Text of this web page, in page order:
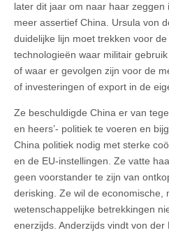
later dit jaar om naar haar
meer assertief China. Ursula von
duidelijke lijn moet trekken voor
technologieën waar militair
of waar er gevolgen zijn voor de
of investeringen of export in de
Ze beschuldigde China er van
en heers’- politiek te voeren en
China politiek nodig met sterke
en de EU-instellingen. Ze vatte
geen voorstander te zijn van
derisking. Ze wil de economische,
wetenschappelijke betrekkingen
enerzijds. Anderzijds vindt von